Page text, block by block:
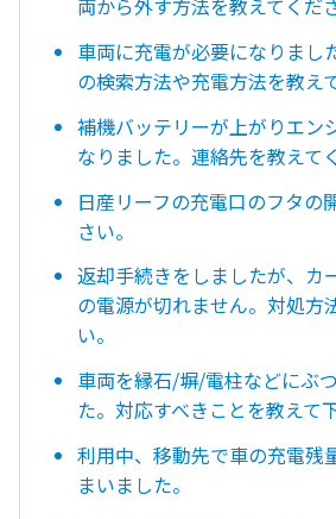
両から外す方法を教えてくだ
車両に充電が必要になりまし
の検索方法や充電方法を教え
補機バッテリーが上がりエン
なりました。連絡先を教えて
日産リーフの充電口のフタの
さい。
返却手続きをしましたが、カ
の電源が切れません。対処方
い。
車両を縁石/塀/電柱などにぶ
た。対応すべきことを教えて
利用中、移動先で車の充電残
まいました。